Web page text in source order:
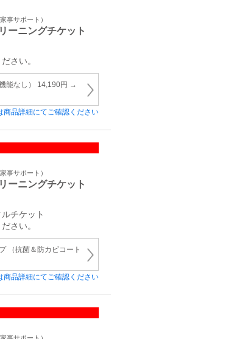
事サポート）
ーニングチケット
さい。
能なし） 14,190円 →
商品詳細にてご確認ください
事サポート）
ーニングチケット
チケット
さい。
（抗菌＆防カビコート
商品詳細にてご確認ください